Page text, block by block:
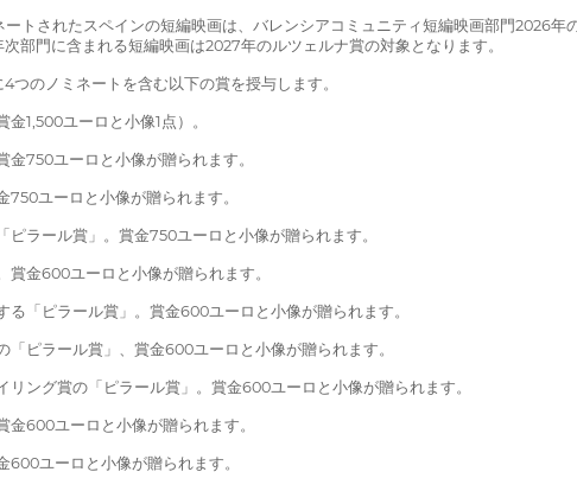
トされたスペインの短編映画は、バレンシアコミュニティ短編映画部門2026
部門に含まれる短編映画は2027年のルツェルナ賞の対象となります。
つのノミネートを含む以下の賞を授与します。
1,500ユーロと小像1点）。
750ユーロと小像が贈られます。
ユーロと小像が贈られます。
ラール賞」。賞金750ユーロと小像が贈られます。
金600ユーロと小像が贈られます。
「ピラール賞」。賞金600ユーロと小像が贈られます。
ピラール賞」、賞金600ユーロと小像が贈られます。
ング賞の「ピラール賞」。賞金600ユーロと小像が贈られます。
600ユーロと小像が贈られます。
ユーロと小像が贈られます。